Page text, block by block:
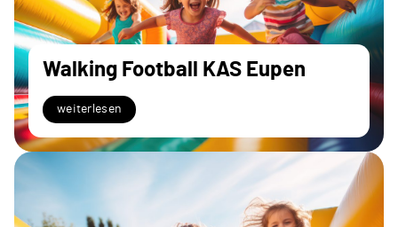
Walking Football KAS Eupen
weiterlesen